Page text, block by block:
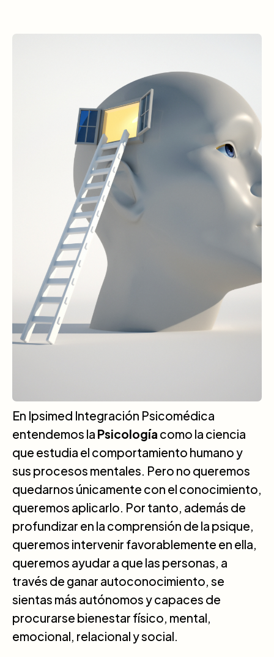
En Ipsimed Integración Psicomédica
entendemos la Psicología como la ciencia
que estudia el comportamiento humano y
sus procesos mentales. Pero no queremos
quedarnos únicamente con el conocimiento,
queremos aplicarlo. Por tanto, además de
profundizar en la comprensión de la psique,
queremos intervenir favorablemente en ella,
queremos ayudar a que las personas, a
través de ganar autoconocimiento, se
sientas más autónomos y capaces de
procurarse bienestar físico, mental,
emocional, relacional y social.